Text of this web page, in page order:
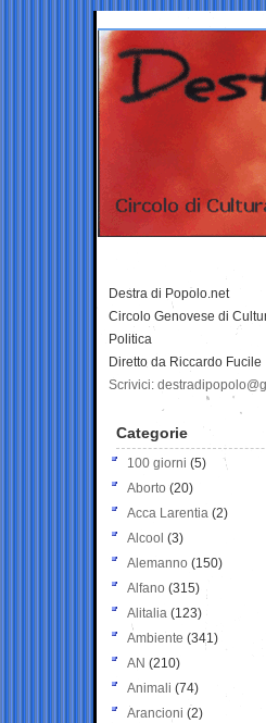
Destra di Popolo.net
Circolo Genovese di
Politica
Diretto da Riccardo Fucile
Scrivici:
Categorie
100 giorni (5)
Aborto (20)
Acca Larentia (2)
Alcool (3)
Alemanno (150)
Alfano (315)
Alitalia (123)
Ambiente (341)
AN (210)
Animali (74)
Arancioni (2)